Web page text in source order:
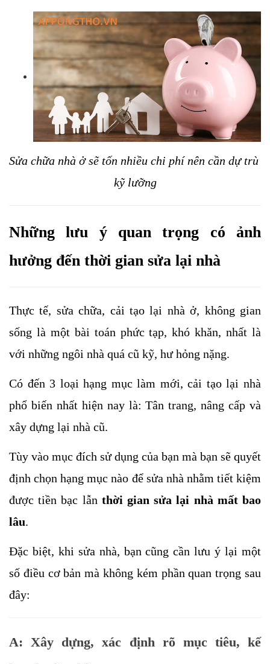
Sửa chữa nhà ở sẽ tốn nhiều chi phí nên cần dự trù
kỹ lưỡng
Những lưu ý quan trọng có ảnh
hưởng đến thời gian sửa lại nhà
Thực tế, sửa chữa, cải tạo lại nhà ở, không gian
sống là một bài toán phức tạp, khó khăn, nhất là
với những ngôi nhà quá cũ kỹ, hư hỏng nặng.
Có đến 3 loại hạng mục làm mới, cải tạo lại nhà
phổ biến nhất hiện nay là: Tân trang, nâng cấp và
xây dựng lại nhà cũ.
Tùy vào mục đích sử dụng của bạn mà bạn sẽ quyết
định chọn hạng mục nào để sửa nhà nhằm tiết kiệm
được tiền bạc lẫn thời gian sửa lại nhà mất bao
lâu.
Đặc biệt, khi sửa nhà, bạn cũng cần lưu ý lại một
số điều cơ bản mà không kém phần quan trọng sau
đây:
A: Xây dựng, xác định rõ mục tiêu, kế